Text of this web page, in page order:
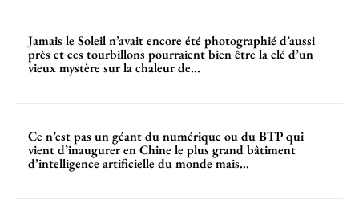
Jamais le Soleil n’avait encore été photographié d’aussi
près et ces tourbillons pourraient bien être la clé d’un
vieux mystère sur la chaleur de...
Ce n’est pas un géant du numérique ou du BTP qui
vient d’inaugurer en Chine le plus grand bâtiment
d’intelligence artificielle du monde mais...